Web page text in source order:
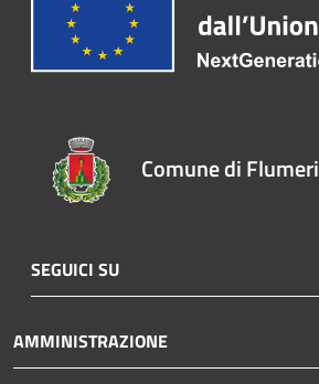
Comune di Flumeri
SEGUICI SU
AMMINISTRAZIONE